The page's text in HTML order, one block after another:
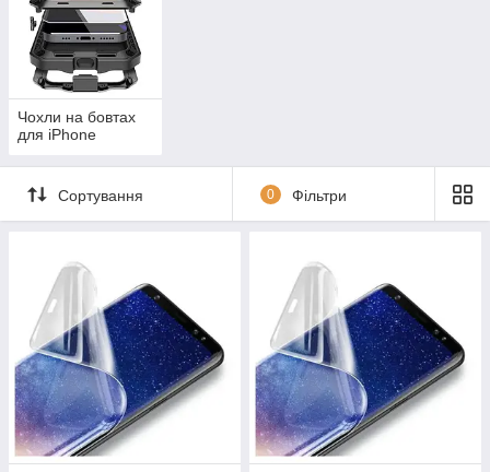
Чохли на бовтах
для iPhone
Сортування 0 Фільтри